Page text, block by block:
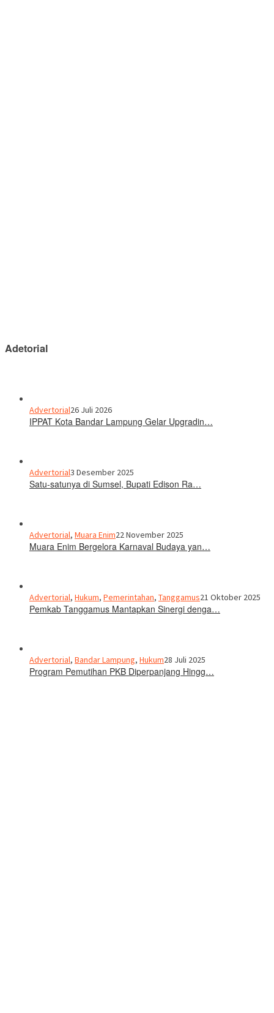
Adetorial
Advertorial26 Juli 2026
IPPAT Kota Bandar Lampung Gelar Upgradin…
Advertorial3 Desember 2025
Satu-satunya di Sumsel, Bupati Edison Ra…
Advertorial, Muara Enim22 November 2025
Muara Enim Bergelora Karnaval Budaya yan…
Advertorial, Hukum, Pemerintahan, Tanggamus21 Oktober 2025
Pemkab Tanggamus Mantapkan Sinergi denga…
Advertorial, Bandar Lampung, Hukum28 Juli 2025
Program Pemutihan PKB Diperpanjang Hingg…